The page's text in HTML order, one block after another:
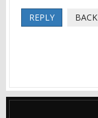
REPLY BACK